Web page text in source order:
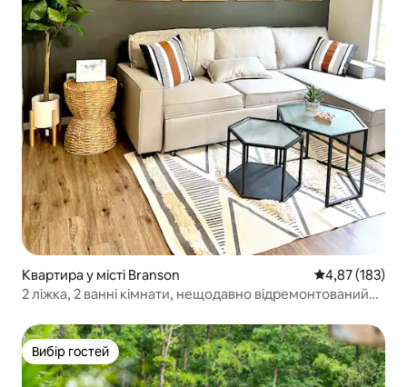
Квартира у місті Branson Середня
4,87 (183)
2 ліжка, 2 ванні кімнати, нещодавно відремонтований
Вибір гостей
Вибір гостей